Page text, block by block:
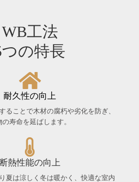
WB工法
つの特長
耐久性の向上
ることで木材の腐朽や劣化を防ぎ、
の寿命を延ばします。
断熱性能の向上
夏は涼しく冬は暖かく、快適な室内